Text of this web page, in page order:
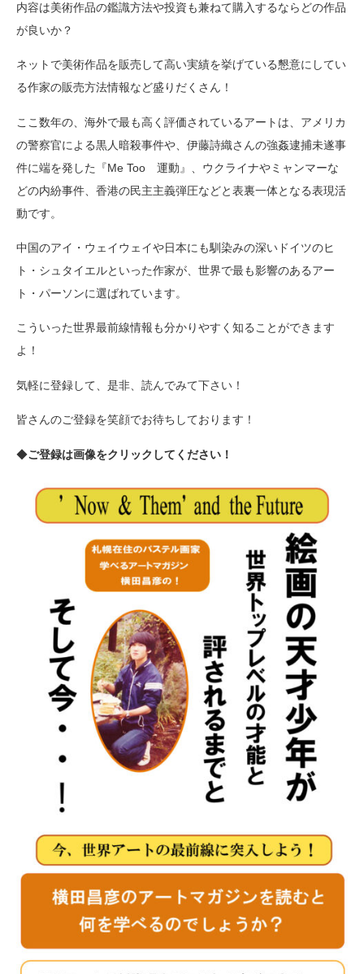
内容は美術作品の鑑識方法や投資も兼ねて購入するならどの作品
が良いか？
ネットで美術作品を販売して高い実績を挙げている懇意にしてい
る作家の販売方法情報など盛りだくさん！
ここ数年の、海外で最も高く評価されているアートは、アメリカ
の警察官による黒人暗殺事件や、伊藤詩織さんの強姦逮捕未遂事
件に端を発した『Me Too 運動』、ウクライナやミャンマーな
どの内紛事件、香港の民主主義弾圧などと表裏一体となる表現活
動です。
中国のアイ・ウェイウェイや日本にも馴染みの深いドイツのヒ
ト・シュタイエルといった作家が、世界で最も影響のあるアー
ト・パーソンに選ばれています。
こういった世界最前線情報も分かりやすく知ることができます
よ！
気軽に登録して、是非、読んでみて下さい！
皆さんのご登録を笑顔でお待ちしております！
◆ ご登録は画像をクリックしてください！